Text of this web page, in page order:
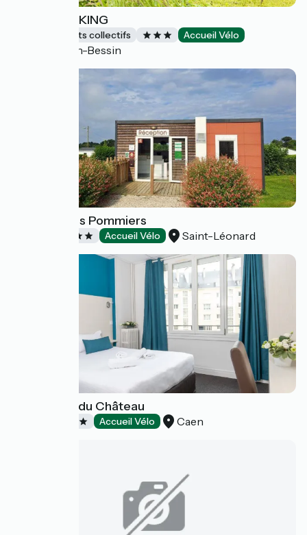
BED AND BIKING
Hébergements collectifs Accueil Vélo
Vienne-en-Bessin
Camping Les Pommiers
Accueil Vélo Saint-Léonard
Logis Hôtel du Château
Accueil Vélo Caen